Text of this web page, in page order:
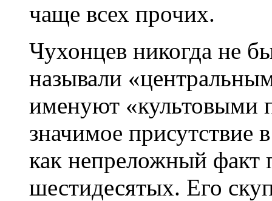
чаще всех прочих.
Чухонцев никогда не
называли
именуют «культовыми
значимое присутствие
как непреложный факт
шестидесятых. Его